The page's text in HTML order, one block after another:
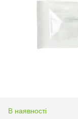
В наявності